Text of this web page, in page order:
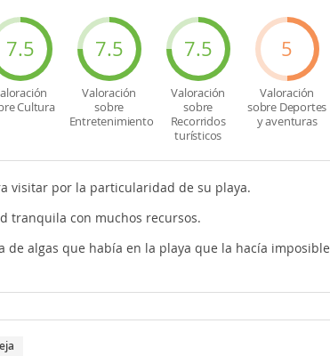
7.5
Cultura
7.5
Valoración
sobre
Entretenimiento
7.5
Valoración
sobre
Recorridos
turísticos
5
Valoración
sobre Deportes
y aventuras
visitar por la particularidad de su playa.
tranquila con muchos recursos.
de algas que había en la playa que la hacía